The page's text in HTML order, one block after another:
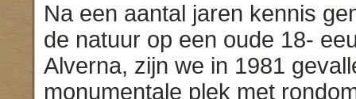
Na een aantal jaren kennis
de natuur op een oude 18-
Alverna, zijn we in 1981
monumentale plek met